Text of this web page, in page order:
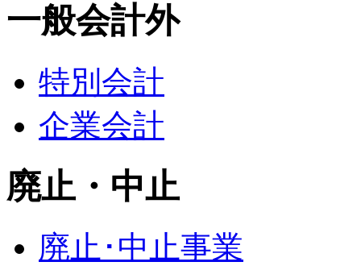
一般会計外
特別会計
企業会計
廃止・中止
廃止･中止事業